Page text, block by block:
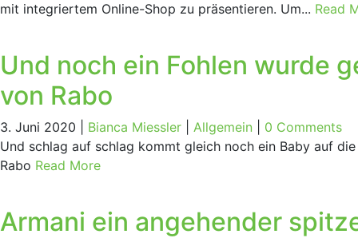
mit integriertem Online-Shop zu präsentieren. Um... Read
Und noch ein Foh­len wur­de
von Rabo
3. Juni 2020 | Bianca Miessler Allgemein
0 Comments
Und schlag auf schlag kommt gleich noch ein Baby auf
Rabo Read More
Arma­ni ein ange­hen­der